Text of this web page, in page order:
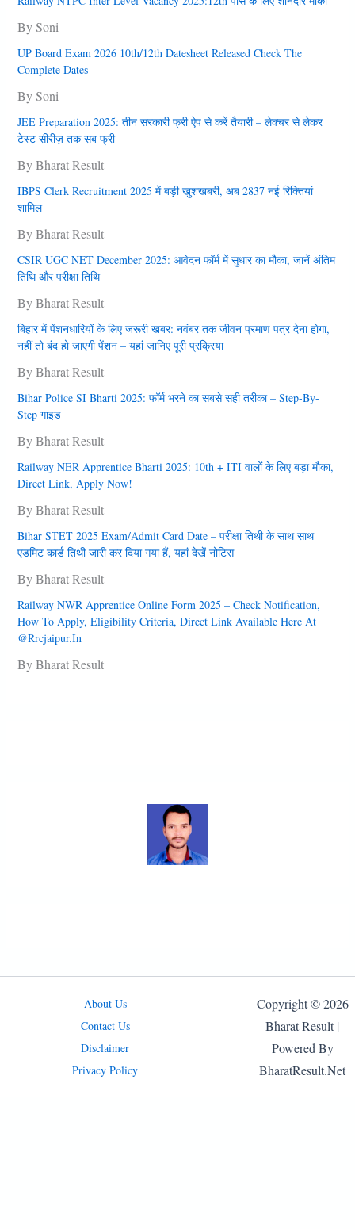
By Soni
UP Board Exam 2026 10th/12th Datesheet Released Check The
Complete Dates
By Soni
JEE Preparation 2025: तीन सरकारी फ्री ऐप से करें तैयारी – लेक्चर से लेकर
टेस्ट सीरीज़ तक सब फ्री
By Bharat Result
IBPS Clerk Recruitment 2025 में बड़ी खुशखबरी, अब 2837 नई रिक्तियां
शामिल
By Bharat Result
CSIR UGC NET December 2025: आवेदन फॉर्म में सुधार का मौका, जानें अंतिम
तिथि और परीक्षा तिथि
By Bharat Result
बिहार में पेंशनधारियों के लिए जरूरी खबर: नवंबर तक जीवन प्रमाण पत्र देना हाेगा,
नहीं तो बंद हो जाएगी पेंशन – यहां जानिए पूरी प्रक्रिया
By Bharat Result
Bihar Police SI Bharti 2025: फॉर्म भरने का सबसे सही तरीका – Step-By-
Step गाइड
By Bharat Result
Railway NER Apprentice Bharti 2025: 10th + ITI वालों के लिए बड़ा मौका,
Direct Link, Apply Now!
By Bharat Result
Bihar STET 2025 Exam/Admit Card Date – परीक्षा तिथी के साथ साथ
एडमिट कार्ड तिथी जारी कर दिया गया हैं, यहां देखें नोटिस
By Bharat Result
Railway NWR Apprentice Online Form 2025 – Check Notification,
How To Apply, Eligibility Criteria, Direct Link Available Here At
@rrcjaipur.in
By Bharat Result
About Us
Contact Us
Disclaimer
Privacy Policy
Copyright © 2026
Bharat Result |
Powered By
BharatResult.Net